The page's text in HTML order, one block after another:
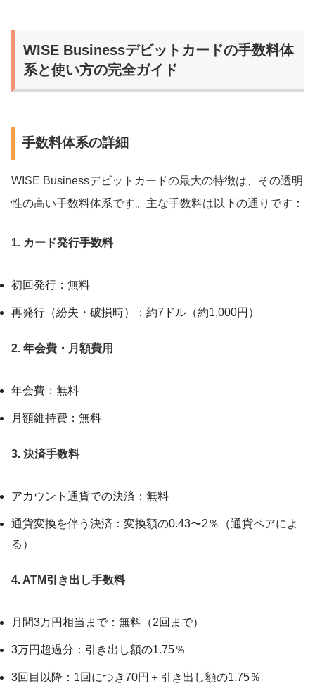
WISE Businessデビットカードの手数料体
系と使い方の完全ガイド
手数料体系の詳細
WISE Businessデビットカードの最大の特徴は、その透明
性の高い手数料体系です。主な手数料は以下の通りです：
1. カード発行手数料
初回発行：無料
再発行（紛失・破損時）：約7ドル（約1,000円）
2. 年会費・月額費用
年会費：無料
月額維持費：無料
3. 決済手数料
アカウント通貨での決済：無料
通貨変換を伴う決済：変換額の0.43〜2％（通貨ペアによ
る）
4. ATM引き出し手数料
月間3万円相当まで：無料（2回まで）
3万円超過分：引き出し額の1.75％
3回目以降：1回につき70円＋引き出し額の1.75％